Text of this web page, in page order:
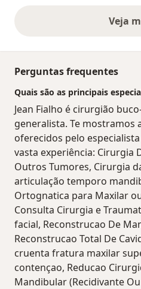
Veja
Perguntas frequentes
Quais são as principais
Jean Fialho é cirurgião
generalista. Te mostramos
oferecidos pelo
vasta experiência: Cirurgia
Outros Tumores, Cirurgia
articulação temporo
Ortognatica para Maxilar
Consulta Cirurgia e
facial, Reconstrucao De
Reconstrucao Total De
cruenta fratura maxilar
contençao, Reducao
Mandibular (Recidivante